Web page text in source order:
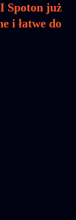
Spoton już
i łatwe do